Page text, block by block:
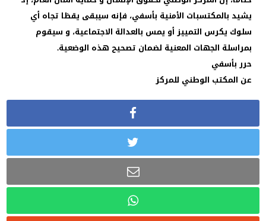
يشيد بالمكتسبات الأمنية بأسفي، فإنه سيبقى يقظا تجاه أي
سلوك يكرس التمييز أو يمس بالعدالة الاجتماعية، و سيقوم
بمراسلة الجهات المعنية لضمان تصحيح هذه الوضعية.
حرر بأسفي
عن المكتب الوطني للمركز